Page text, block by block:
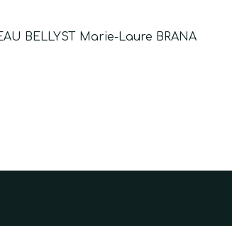
BELLYST Marie-Laure BRANA